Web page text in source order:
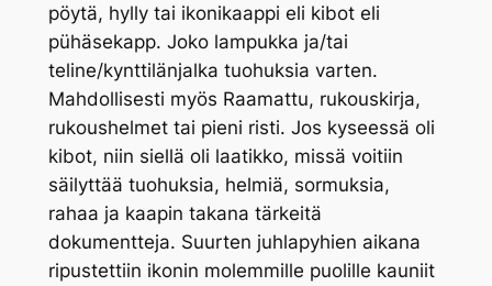
pöytä, hylly tai ikonikaappi eli kibot eli
pühäsekapp. Joko lampukka ja/tai
teline/kynttilänjalka tuohuksia varten.
Mahdollisesti myös Raamattu, rukouskirja,
rukoushelmet tai pieni risti. Jos kyseessä oli
kibot, niin siellä oli laatikko, missä voitiin
säilyttää tuohuksia, helmiä, sormuksia,
rahaa ja kaapin takana tärkeitä
dokumentteja. Suurten juhlapyhien aikana
ripustettiin ikonin molemmille puolille kauniit